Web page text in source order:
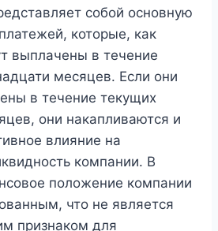
собой основную
которые, как
выплачены в течение
месяцев. Если они
в течение текущих
они накапливаются и
влияние на
компании. В
положение компании
что не является
признаком для